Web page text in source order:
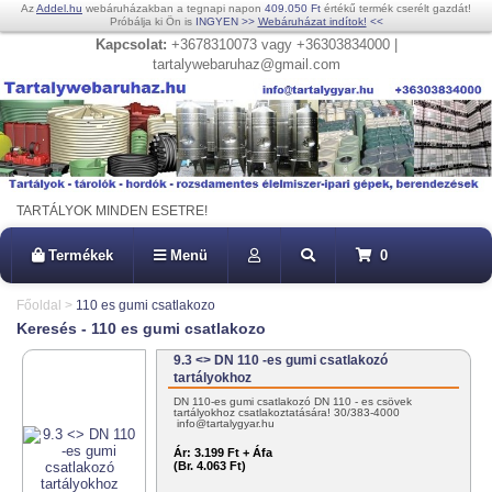
AzAddel.hu webáruházakban a tegnapi napon 409.050 Ft értékű termék cserélt gazdát!
Próbálja ki Ön is INGYEN >> Webáruházat indítok! <<
Kapcsolat: +3678310073 vagy +36303834000 |
tartalywebaruhaz@gmail.com
TARTÁLYOK MINDEN ESETRE!
Termékek Menü 0
Főoldal > 110 es gumi csatlakozo
Keresés - 110 es gumi csatlakozo
9.3 <> DN 110 -es gumi csatlakozó
tartályokhoz
DN 110-es gumi csatlakozó DN 110 - es csövek
tartályokhoz csatlakoztatására! 30/383-4000
info@tartalygyar.hu
Ár: 3.199 Ft + Áfa
(Br. 4.063 Ft)